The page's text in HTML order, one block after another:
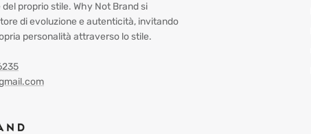
proprio stile. Why Not Brand si
di evoluzione e autenticità, invitando
personalità attraverso lo stile.